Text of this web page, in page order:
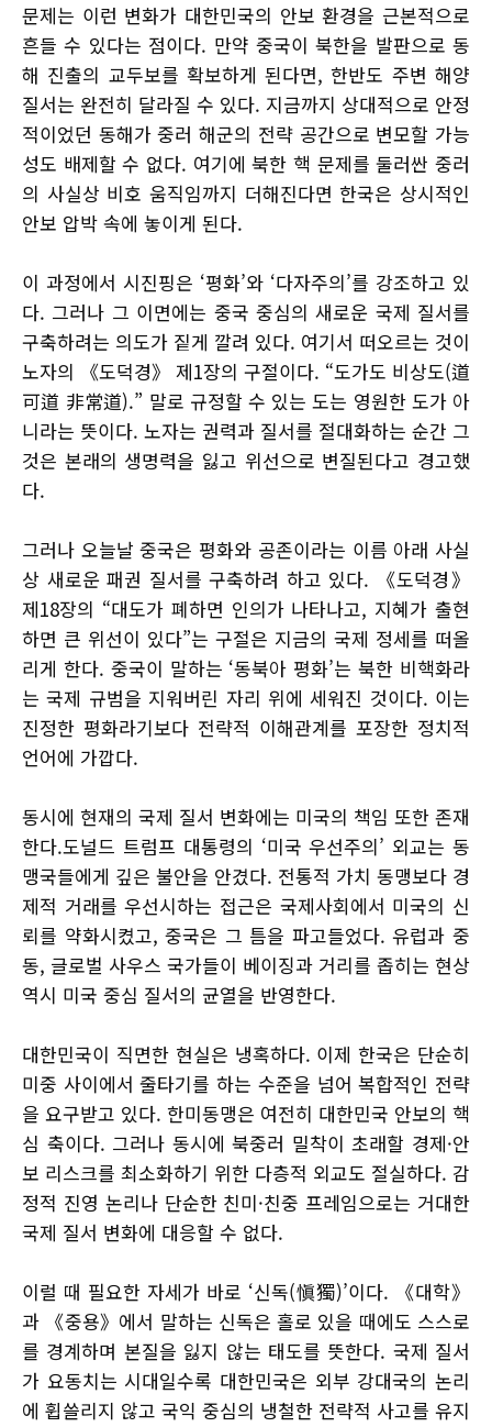
문제는 이런 변화가 대한민국의 안보 환경을 근본적으로
흔들 수 있다는 점이다. 만약 중국이 북한을 발판으로 동
해 진출의 교두보를 확보하게 된다면, 한반도 주변 해양
질서는 완전히 달라질 수 있다. 지금까지 상대적으로 안정
적이었던 동해가 중러 해군의 전략 공간으로 변모할 가능
성도 배제할 수 없다. 여기에 북한 핵 문제를 둘러싼 중러
의 사실상 비호 움직임까지 더해진다면 한국은 상시적인
안보 압박 속에 놓이게 된다.
이 과정에서 시진핑은 ‘평화’와 ‘다자주의’를 강조하고 있
다. 그러나 그 이면에는 중국 중심의 새로운 국제 질서를
구축하려는 의도가 짙게 깔려 있다. 여기서 떠오르는 것이
노자의 《도덕경》 제1장의 구절이다. “도가도 비상도(道
可道 非常道).” 말로 규정할 수 있는 도는 영원한 도가 아
니라는 뜻이다. 노자는 권력과 질서를 절대화하는 순간 그
것은 본래의 생명력을 잃고 위선으로 변질된다고 경고했
다.
그러나 오늘날 중국은 평화와 공존이라는 이름 아래 사실
상 새로운 패권 질서를 구축하려 하고 있다. 《도덕경》
제18장의 “대도가 폐하면 인의가 나타나고, 지혜가 출현
하면 큰 위선이 있다”는 구절은 지금의 국제 정세를 떠올
리게 한다. 중국이 말하는 ‘동북아 평화’는 북한 비핵화라
는 국제 규범을 지워버린 자리 위에 세워진 것이다. 이는
진정한 평화라기보다 전략적 이해관계를 포장한 정치적
언어에 가깝다.
동시에 현재의 국제 질서 변화에는 미국의 책임 또한 존재
한다.도널드 트럼프 대통령의 ‘미국 우선주의’ 외교는 동
맹국들에게 깊은 불안을 안겼다. 전통적 가치 동맹보다 경
제적 거래를 우선시하는 접근은 국제사회에서 미국의 신
뢰를 약화시켰고, 중국은 그 틈을 파고들었다. 유럽과 중
동, 글로벌 사우스 국가들이 베이징과 거리를 좁히는 현상
역시 미국 중심 질서의 균열을 반영한다.
대한민국이 직면한 현실은 냉혹하다. 이제 한국은 단순히
미중 사이에서 줄타기를 하는 수준을 넘어 복합적인 전략
을 요구받고 있다. 한미동맹은 여전히 대한민국 안보의 핵
심 축이다. 그러나 동시에 북중러 밀착이 초래할 경제·안
보 리스크를 최소화하기 위한 다층적 외교도 절실하다. 감
정적 진영 논리나 단순한 친미·친중 프레임으로는 거대한
국제 질서 변화에 대응할 수 없다.
이럴 때 필요한 자세가 바로 ‘신독(愼獨)’이다. 《대학》
과 《중용》에서 말하는 신독은 홀로 있을 때에도 스스로
를 경계하며 본질을 잃지 않는 태도를 뜻한다. 국제 질서
가 요동치는 시대일수록 대한민국은 외부 강대국의 논리
에 휩쓸리지 않고 국익 중심의 냉철한 전략적 사고를 유지